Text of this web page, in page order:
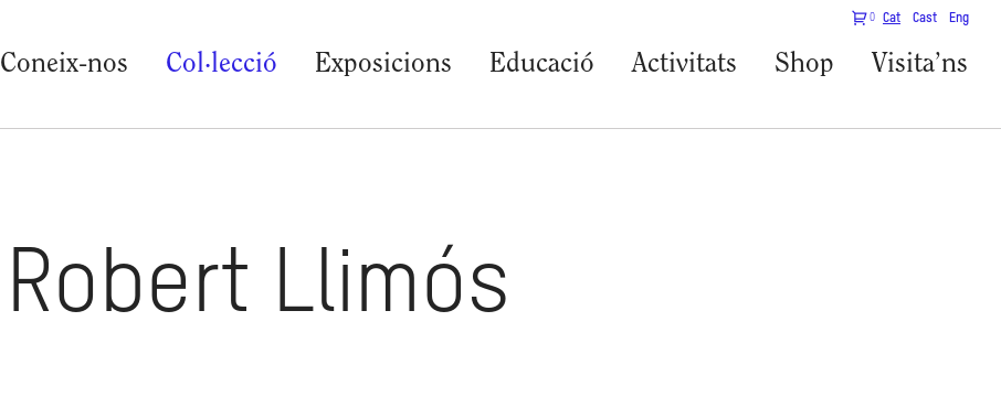
0 Cat Cast Eng
Coneix-nos Col·lecció Exposicions Educació Activitats Shop Visita’ns
Robert Llimós